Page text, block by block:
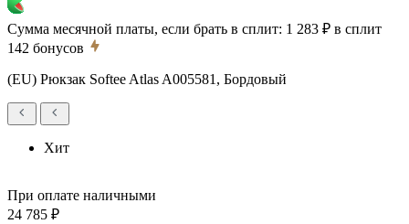
Сумма месячной платы, если брать в сплит: 1 283 ₽ в сплит
142 бонусов
(EU) Рюкзак Softee Atlas A005581, Бордовый
Хит
При оплате наличными
24 785 ₽